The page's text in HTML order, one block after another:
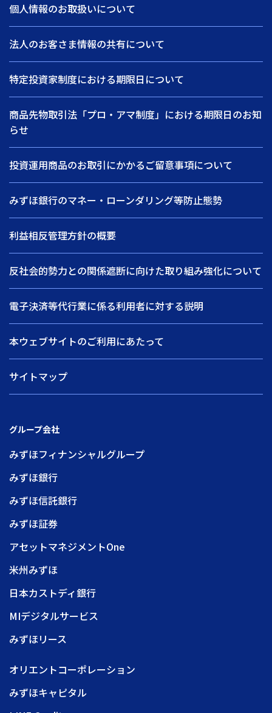
個人情報のお取扱いについて
法人のお客さま情報の共有について
特定投資家制度における期限日について
商品先物取引法「プロ・アマ制度」における期限日のお知
らせ
投資運用商品のお取引にかかるご留意事項について
みずほ銀行のマネー・ローンダリング等防止態勢
利益相反管理方針の概要
反社会的勢力との関係遮断に向けた取り組み強化について
電子決済等代行業に係る利用者に対する説明
本ウェブサイトのご利用にあたって
サイトマップ
グループ会社
みずほフィナンシャルグループ
みずほ銀行
みずほ信託銀行
みずほ証券
アセットマネジメントOne
米州みずほ
日本カストディ銀行
MIデジタルサービス
みずほリース
オリエントコーポレーション
みずほキャピタル